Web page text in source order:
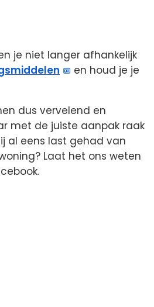
je niet langer afhankelijk
en houd je je
dus vervelend en
met de juiste aanpak raak
al eens last gehad van
Laat het ons weten